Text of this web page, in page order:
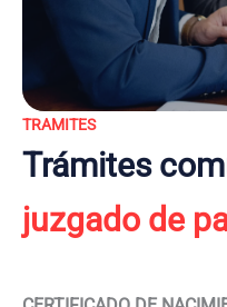
TRAMITES
Trámites
juzgado de